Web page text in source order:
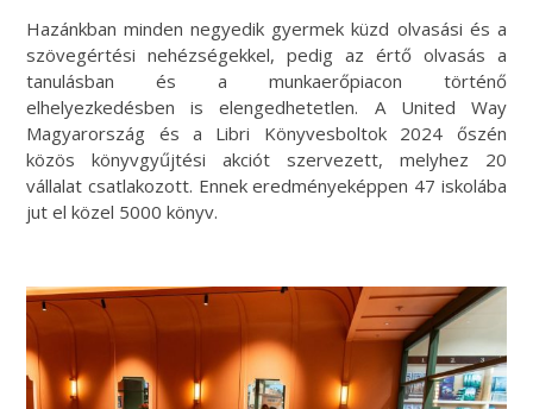
Hazánkban minden negyedik gyermek küzd olvasási és a
szövegértési nehézségekkel, pedig az értő olvasás a
tanulásban és a munkaerőpiacon történő
elhelyezkedésben is elengedhetetlen. A United Way
Magyarország és a Libri Könyvesboltok 2024 őszén
közös könyvgyűjtési akciót szervezett, melyhez 20
vállalat csatlakozott. Ennek eredményeképpen 47 iskolába
jut el közel 5000 könyv.